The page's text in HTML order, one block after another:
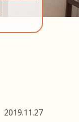
2019.11.27